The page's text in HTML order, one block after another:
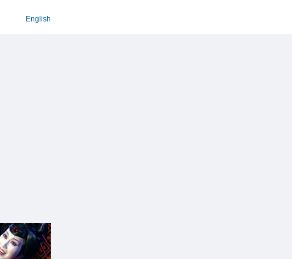
English